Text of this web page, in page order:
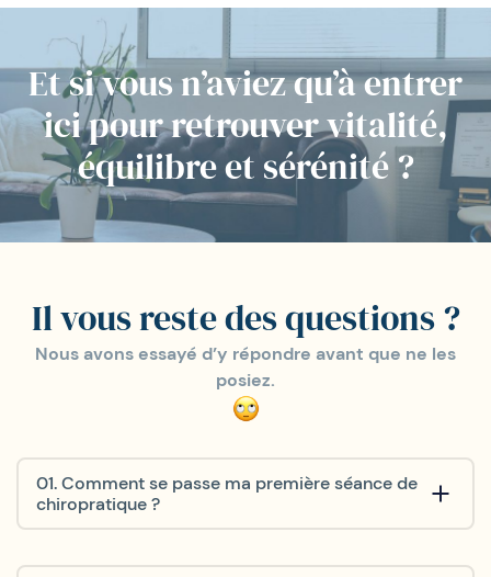
Et si vous n’aviez qu’à entrer
ici pour retrouver vitalité,
équilibre et sérénité ?
Il vous reste des questions ?
Nous avons essayé d’y répondre avant que ne les
posiez.
01. Comment se passe ma première séance de
chiropratique ?